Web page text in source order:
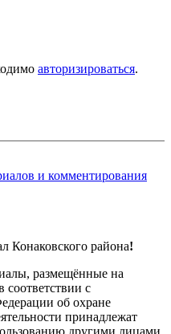
авторизироваться.
и комментирования
Конаковского района!
размещённые на
соответствии с
об охране
принадлежат
другими лицами